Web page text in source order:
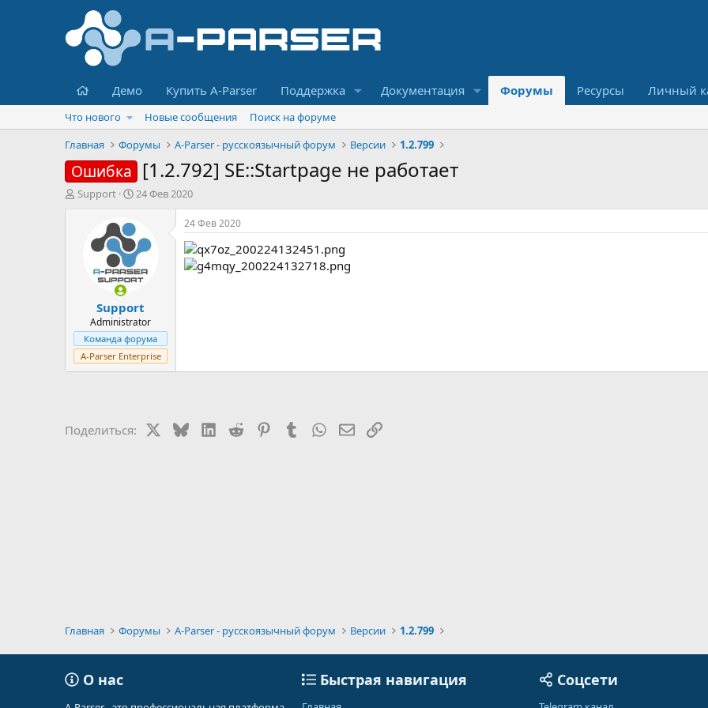
Главная
Демо Купить A-Parser Поддержка Документация Форумы Ресурсы Личный
Что нового Новые сообщения
Поиск на форуме
Главная
Форумы A-Parser - русскоязычный форум Версии 1.2.799
Ошибка [1.2.792] SE::Startpage не работает
А
Support
Д
а
н
а
ч
л
а
24 Фев 2020
Support
Administrator
Команда форума
A-Parser Enterprise
24 Фев 2020
Поделиться: BlueskyLinkedIn
Reddit PinterestTumblrWhatsAppЭлектронная почта
Ссылка
Главная Форумы A-Parser - русскоязычный форум Версии 1.2.799
О нас Быстрая навигация Соцсети